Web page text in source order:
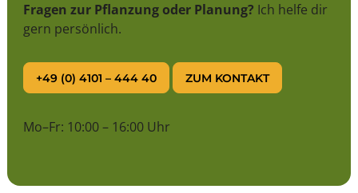
Fragen zur Pflanzung oder Planung? Ich helfe dir
gern persönlich.
+49 (0) 4101 – 444 40 ZUM KONTAKT
Mo–Fr: 10:00 – 16:00 Uhr